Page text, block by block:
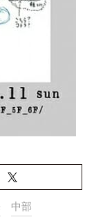
中部